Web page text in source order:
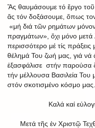
Ἄς θαυμάσουμε τό ἔργο
ἄς τόν δοξάσουμε, ὅπως
«μή διά τῶν ρημάτων
πραγμάτων», ὄχι μόνο μετά
περισσότερο μέ τίς
θέλημά Του ζωή μας, γιά
ἐξασφάλισε στήν παρούσα
τήν μέλλουσα Βασιλεία Του
στόν σκοτισμένο κόσμο μας.
Καλά καί
Μετά τῆς ἐν Χριστῷ